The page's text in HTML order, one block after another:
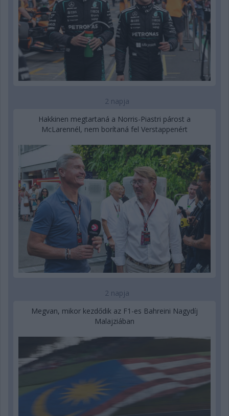
2 napja
Hakkinen megtartaná a Norris-Piastri párost a
McLarennél, nem borítaná fel Verstappenért
2 napja
Megvan, mikor kezdődik az F1-es Bahreini Nagydíj
Malajziában